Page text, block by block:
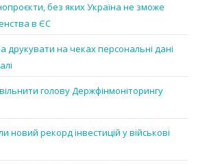
без яких Україна не зможе
в ЄС
друкувати на чеках персональні дані
голову Держфінмоніторингу
новий рекорд інвестицій у військові